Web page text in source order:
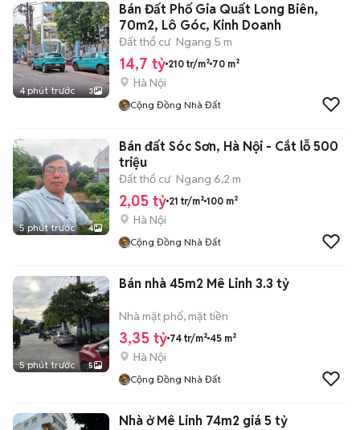
4 phút trước 3
Bán Đất Phố Gia Quất Long Biên,
70m2, Lô Góc, Kinh Doanh
Đất thổ cư Ngang 5 m
14,7 tỷ 210 tr/m² 70 m²
Hà Nội
Cộng Đồng Nhà Đất
5 phút trước 4
Bán đất Sóc Sơn, Hà Nội - Cắt lỗ 500
triệu
Đất thổ cư Ngang 6,2 m
2,05 tỷ 21 tr/m² 100 m²
Hà Nội
Cộng Đồng Nhà Đất
5 phút trước 5
Bán nhà 45m2 Mê Linh 3.3 tỷ
Nhà mặt phố, mặt tiền
3,35 tỷ 74 tr/m² 45 m²
Hà Nội
Cộng Đồng Nhà Đất
Nhà ở Mê Linh 74m2 giá 5 tỷ